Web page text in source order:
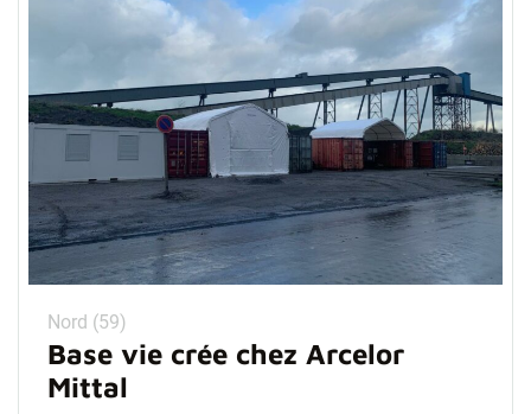
Nord (59)
Base vie crée chez Arcelor
Mittal